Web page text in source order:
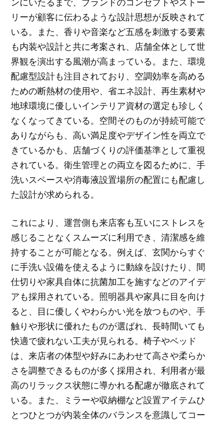
リーが顧客に伝わるような設計思想が反映されて
いる。また、香りや音楽など五感を刺激する要素
も内装や設計と共に考案され、店舗全体として世
界観を演出する風潮が高まっている。また、環境
配慮型設計も注目されており、空調効率を高める
ための断熱材の使用や、省エネ設計、再生素材や
地球環境に優しいインテリア資材の選定も珍しく
なくなってきている。空間そのものが持続可能で
ありながらも、高い満足度やデザイン性を両立で
きているかも、店舗づくりの評価基準として重視
されている。衛生管理との両立を図るために、手
洗いスペースや消毒液設置場所の配置にも配慮し
た設計が求められる。
これにより、運営側も来店客も互いにストレスを
感じることなくスムーズに利用でき、清潔感を維
持することが可能となる。例えば、玄関からすぐ
に手洗い設備を使えるように動線を設けたり、間
仕切りや家具自体に抗菌加工を施すなどのアイデ
アも採用されている。照明器具や家具に目を向け
ると、目に優しくやわらかい光を放つものや、手
触りや形状に優れたものが選ばれ、長時間いても
快適で疲れない工夫が見られる。椅子やベッド
は、来店者の体型や好みにあわせて高さや柔らか
さを調整できるものが多く採用され、利用者が最
高のリラックス状態に導かれる配慮が徹底されて
いる。また、ミラーや収納棚など設置アイテムひ
とつひとつが内装全体のバランスを意識してコー